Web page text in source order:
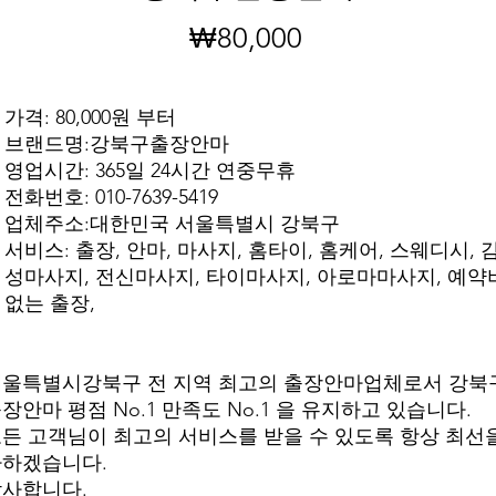
₩80,000가
가격: 80,000원 부터
브랜드명:강북구출장안마
영업시간: 365일 24시간 연중무휴
전화번호: 010-7639-5419
업체주소:대한민국 서울특별시 강북구
서비스: 출장, 안마, 마사지, 홈타이, 홈케어, 스웨디시,
성마사지, 전신마사지, 타이마사지, 아로마마사지, 예약
없는 출장,
특별시강북구 전 지역 최고의 출장안마업체로서 강북
안마 평점 No.1 만족도 No.1 을 유지하고 있습니다.
고객님이 최고의 서비스를 받을 수 있도록 항상 최선
겠습니다.
합니다.